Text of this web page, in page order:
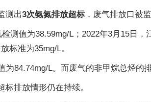
测出3次氨氮排放超标 ，废气排放口被
测值为38.59mg/L；2022年3月15日
标准为35mg/L。
84.74mg/L。而废气的非甲烷总烃的
排放情形仍在持续。